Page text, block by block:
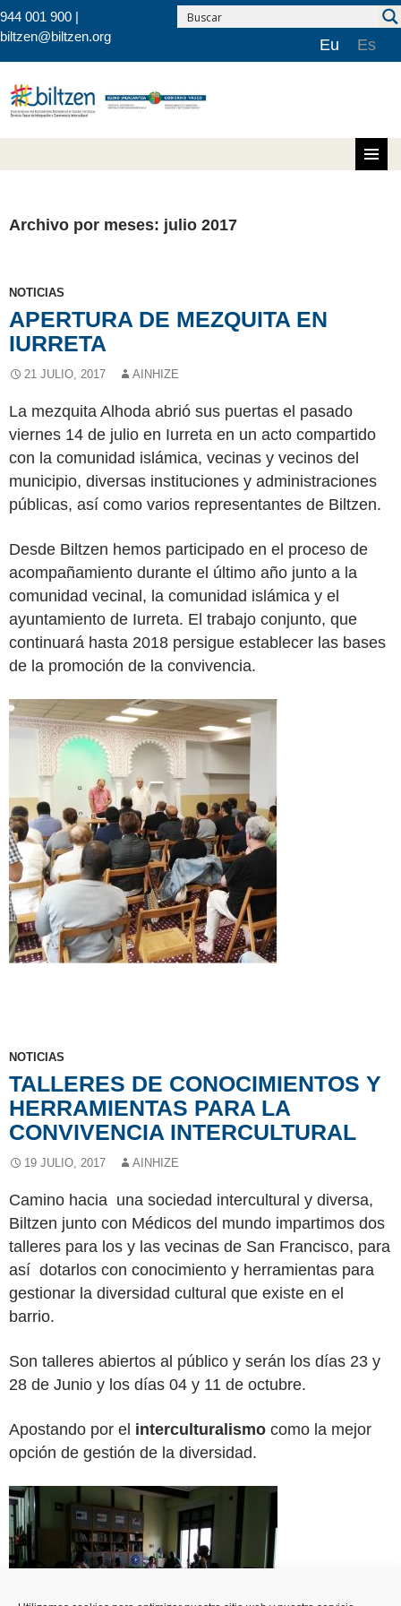
944 001 900 |
biltzen@biltzen.org
Eu Es
Saltar al contenido
Archivo por meses: julio 2017
NOTICIAS
APERTURA DE MEZQUITA EN
IURRETA
21 JULIO, 2017 AINHIZE
La mezquita Alhoda abrió sus puertas el pasado
viernes 14 de julio en Iurreta en un acto compartido
con la comunidad islámica, vecinas y vecinos del
municipio, diversas instituciones y administraciones
públicas, así como varios representantes de Biltzen.
Desde Biltzen hemos participado en el proceso de
acompañamiento durante el último año junto a la
comunidad vecinal, la comunidad islámica y el
ayuntamiento de Iurreta. El trabajo conjunto, que
continuará hasta 2018 persigue establecer las bases
de la promoción de la convivencia.
NOTICIAS
TALLERES DE CONOCIMIENTOS Y
HERRAMIENTAS PARA LA
CONVIVENCIA INTERCULTURAL
19 JULIO, 2017 AINHIZE
Camino hacia una sociedad intercultural y diversa,
Biltzen junto con Médicos del mundo impartimos dos
talleres para los y las vecinas de San Francisco, para
así dotarlos con conocimiento y herramientas para
gestionar la diversidad cultural que existe en el
barrio.
Son talleres abiertos al público y serán los días 23 y
28 de Junio y los días 04 y 11 de octubre.
Apostando por el interculturalismo como la mejor
opción de gestión de la diversidad.